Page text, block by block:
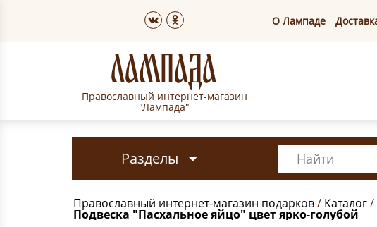
О Лампаде
Православный интернет-магазин
"Лампада"
Разделы
Православный интернет-магазин подарков/ Каталог/
Подвеска "Пасхальное яйцо" цвет ярко-голубой